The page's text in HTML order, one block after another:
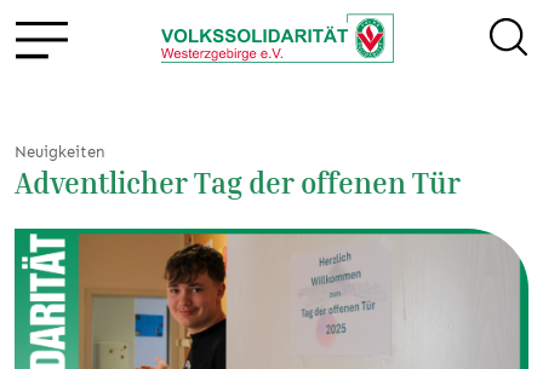
Neuigkeiten
Adventlicher Tag der offenen Tür